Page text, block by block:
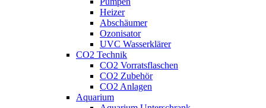
Heizer
Abschäumer
Ozonisator
UVC Wasserklärer
CO2 Technik
CO2 Vorratsflaschen
CO2 Zubehör
CO2 Anlagen
Aquarium